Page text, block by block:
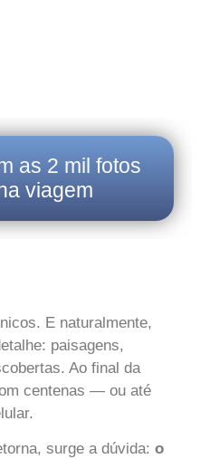
as 2 mil fotos
viagem
E naturalmente,
paisagens,
Ao final da
centenas — ou até
surge a dúvida: o